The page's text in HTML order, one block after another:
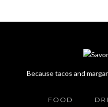
Because tacos and
FOOD